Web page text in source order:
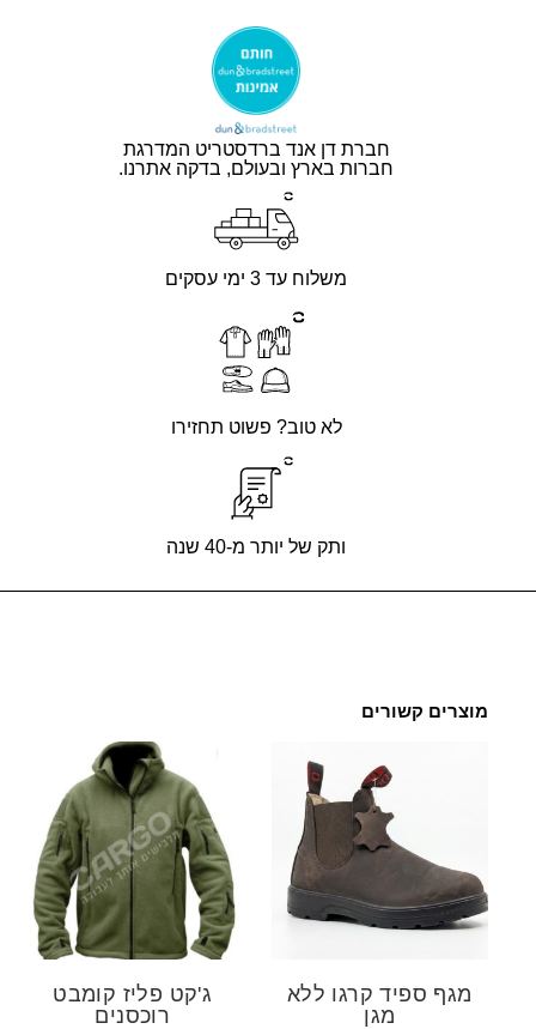
חברת דן אנד ברדסטריט המדרגת
חברות בארץ ובעולם, בדקה אתרנו.
משלוח עד 3 ימי עסקים
לא טוב? פשוט תחזירו
ותק של יותר מ-40 שנה
מוצרים קשורים
מגף ספיד קרגו ללא
מגן
ג'קט פליז קומבט
רוכסנים